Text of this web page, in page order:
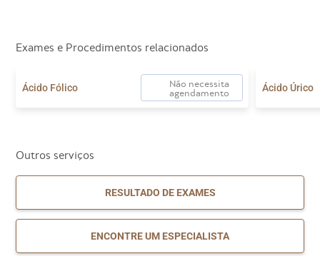
médicos especialistas, conforme o quadro clínico do
gerais.
Exames e Procedimentos relacionados
Ácido Fólico
Não necessita
agendamento
Ácido Úrico
Outros serviços
RESULTADO DE EXAMES
ENCONTRE UM ESPECIALISTA